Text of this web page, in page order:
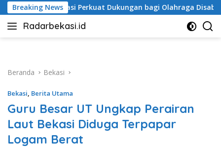
Langsung
ke
konten
Breaking News
Dukungan bagi Olahraga Disabilitas ORI Kabupaten
Radarbekasi.id
Berita
Beranda
Bekasi
Bekasi, Berita Utama
Guru Besar UT Ungkap Perairan
Laut Bekasi Diduga Terpapar
Logam Berat